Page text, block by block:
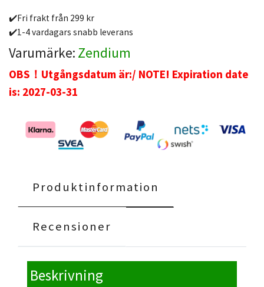
✔️Fri frakt från 299 kr
✔️1-4 vardagars snabb leverans
Varumärke: Zendium
OBS！Utgångsdatum är:/ NOTE! Expiration date
is: 2027-03-31
Produktinformation
Recensioner
Beskrivning